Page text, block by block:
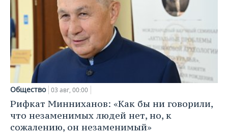
Общество 03 авг, 00:00
Рифкат Минниханов: «Как бы ни говорили,
что незаменимых людей нет, но, к
сожалению, он незаменимый»